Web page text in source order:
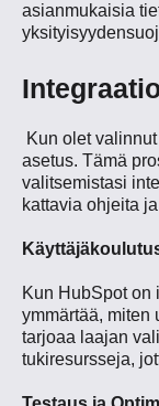
asianmukaisia
Kun olet
asetus. Tämä
valitsemistasi
kattavia ohjeita
Kun HubSpot on
ymmärtää, miten
tarjoaa laajan
tukiresursseja,